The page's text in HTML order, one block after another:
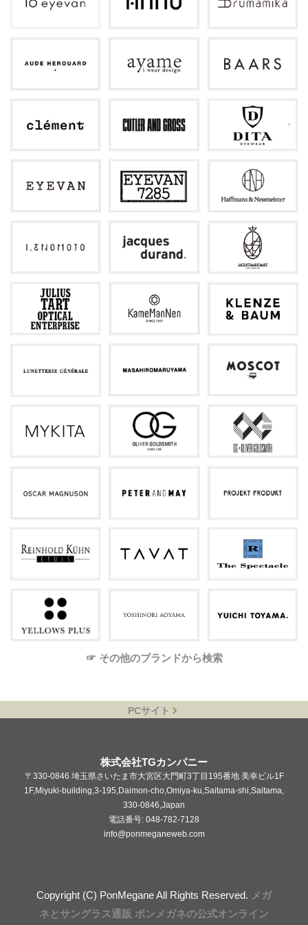
☞ その他のブランドから検索
PCサイト
株式会社TGカンパニー
〒330-0846 埼玉県さいたま市大宮区大門町3丁目195番地 美幸ビル1F
1F,Miyuki-building,3-195,Daimon-cho,Omiya-ku,Saitama-shi,Saitama,
330-0846,Japan
電話番号: 048-782-7128
info@ponmeganeweb.com
Copyright (C) PonMegane All Rights Reserved. メガ
ネとサングラス通販 ポンメガネの公式オンライン